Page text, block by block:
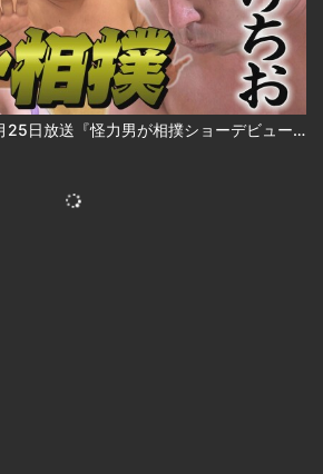
オズブラウン #89 1月25日放送『怪力男が相撲ショーデビュー⁉ みちおの怪力、お貸しします』